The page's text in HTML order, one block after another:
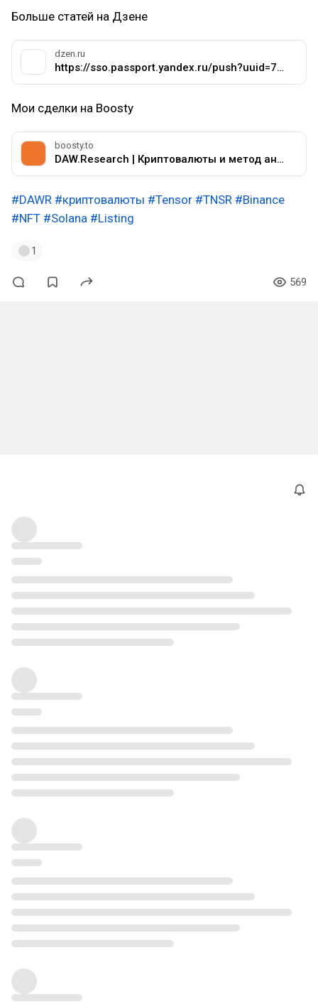
Больше статей на Дзене
dzen.ru
https://sso.passport.yandex.ru/push?uuid=71e0051d-4b39-4791-a42a-e779c367e72f&amp;retpath=https%3A%2F%2Fdzen.ru%2Fdawr
Мои сделки на Boosty
boosty.to
DAW.Research | Криптовалюты и метод анализа DAWR - Криптовалюты через метод анализа DAWR.
#DAWR #криптовалюты #Tensor #TNSR #Binance
#NFT #Solana #Listing
1
569